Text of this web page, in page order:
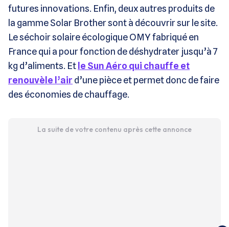
futures innovations. Enfin, deux autres produits de
la gamme Solar Brother sont à découvrir sur le site.
Le séchoir solaire écologique OMY fabriqué en
France qui a pour fonction de déshydrater jusqu’à 7
kg d’aliments. Etle Sun Aéro qui chauffe et
renouvèle l’air d’une pièce et permet donc de faire
des économies de chauffage.
La suite de votre contenu après cette annonce